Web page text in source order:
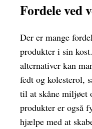
Fordele ved
Der er mange
produkter i sin
alternativer kan
fedt og kolesterol,
til at skåne miljøet
produkter er også
hjælpe med at